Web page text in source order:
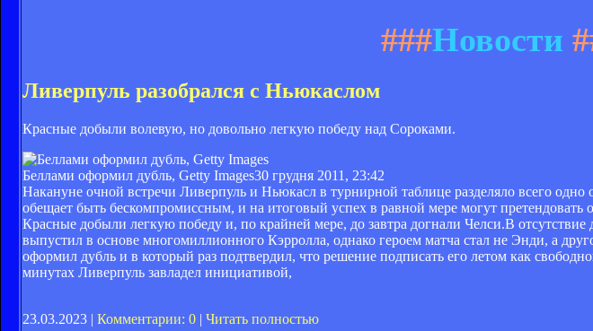
###Новости
Ливерпуль разобрался с Ньюкаслом
Красные добыли волевую, но довольно легкую победу над Сороками.
Беллами оформил дубль, Getty Images30 грудня 2011, 23:42
Накануне очной встречи Ливерпуль и Ньюкасл в турнирной таблице разделяло всего одно
обещает быть бескомпромиссным, и на итоговый успех в равной мере могут
Красные добыли легкую победу и, по крайней мере, до завтра догнали Челси.В
выпустил в основе многомиллионного Кэрролла, однако героем матча стал не Энди, а
оформил дубль и в который раз подтвердил, что решение подписать его летом как
минутах Ливерпуль завладел инициативой,
23.03.2023 | Комментарии: 0 | Читать полностью